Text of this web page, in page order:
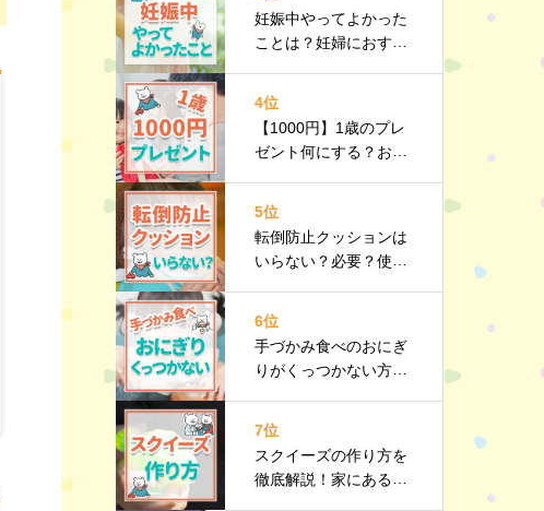
のポイントなど詳しく
解説
妊娠中やってよかった
ことは？妊婦におすす
4位
【1000円】1歳のプレ
ゼント何にする？おす
紹介
5位
転倒防止クッションは
いらない？必要？使う
6位
手づかみ食べのおにぎ
りがくっつかない方法
7位
スクイーズの作り方を
徹底解説！家にあるも